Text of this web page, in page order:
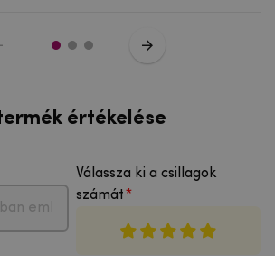
értékelése
Válassza ki a csillagok
számát